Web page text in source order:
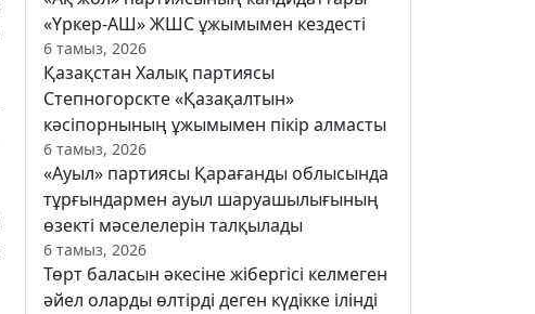
«Үркер-АШ» ЖШС ұжымымен кездесті
6 тамыз, 2026
Қазақстан Халық партиясы
Степногорскте «Қазақалтын»
кәсіпорнының ұжымымен пікір алмасты
6 тамыз, 2026
«Ауыл» партиясы Қарағанды облысында
тұрғындармен ауыл шаруашылығының
өзекті мәселелерін талқылады
6 тамыз, 2026
Төрт баласын әкесіне жібергісі келмеген
әйел оларды өлтірді деген күдікке ілінді